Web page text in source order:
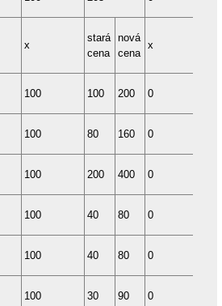
x
stará
cena
nová
cena
x
100 100 200 0
100 80 160 0
100 200 400 0
100 40 80 0
100 40 80 0
100 30 90 0